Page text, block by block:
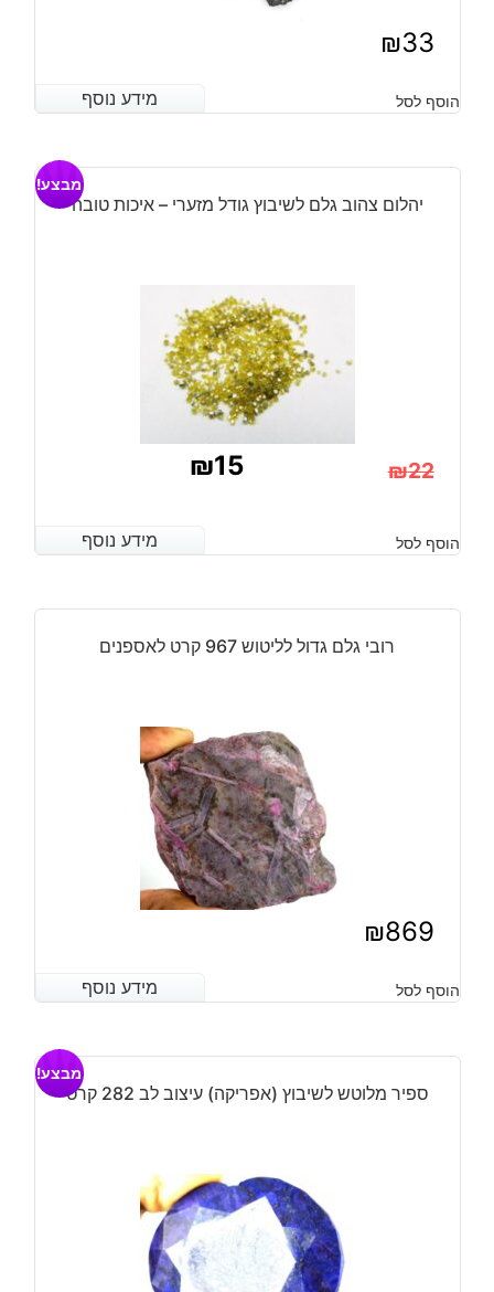
₪33
מידע נוסף הוסף לסל מידע נוסף
יהלום צהוב גלם לשיבוץ גודל מזערי – איכות טובה
מבצע!
₪22
המקורי
₪15
הנוכחי
מידע נוסף הוסף לסל מידע נוסף
רובי גלם גדול לליטוש 967 קרט לאספנים
₪869
מידע נוסף הוסף לסל מידע נוסף
ספיר מלוטש לשיבוץ (אפריקה) עיצוב לב 282 קרט
מבצע!